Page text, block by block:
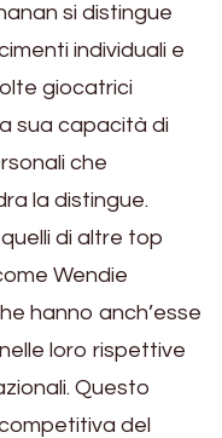
si distingue
individuali e
giocatrici
sua capacità di
che
la distingue.
di altre top
Wendie
hanno anch’esse
loro rispettive
Questo
del